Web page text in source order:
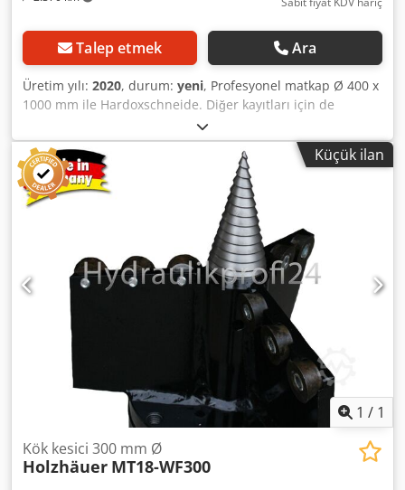
Talep etmek Ara
Üretim yılı: 2020, durum: yeni, Profesyonel matkap Ø 400 x
1000 mm ile Hardoxschneide. Diğer kayıtları için de
istikrarlı toprak burgular bizim taşıyıcı veya istek üzerine.
Dcsdpfxjdf R Rqe Aggok Madde No: MT18-EB-400-1000
Küçük ilan
1 / 1
Kök kesici 300 mm Ø
Holzhäuer MT18-WF300